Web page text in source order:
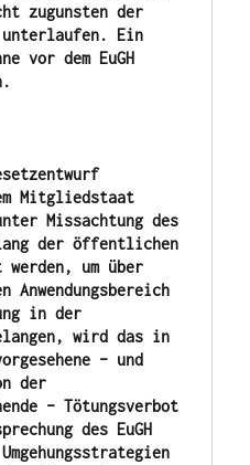
zugunsten der
unterlaufen. Ein
vor dem EuGH
Mitgliedstaat
Missachtung des
der öffentlichen
um über
in der
wird das in
– und
der
– Tötungsverbot
des EuGH